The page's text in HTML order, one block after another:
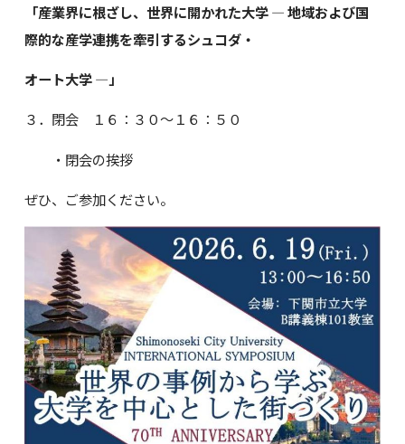
「産業界に根ざし、世界に開かれた大学 ― 地域および国
際的な産学連携を牽引するシュコダ・
オート大学 ―」
３．閉会 １６：３０～１６：５０
・閉会の挨拶
ぜひ、ご参加ください。